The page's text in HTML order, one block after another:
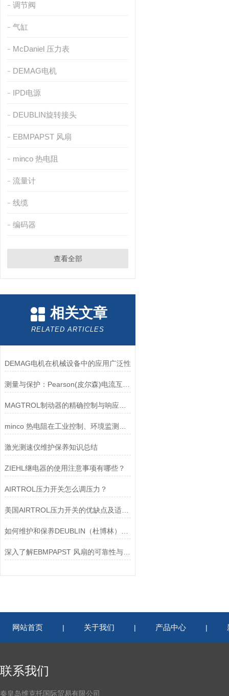
调节阀
气缸
McDaniel 压力表
DEMAG电机
IPD电源
DEUBLIN旋转接头
EBMPAPST 风扇
minco 热电阻
流量计
线缆
编码器
查看全部
相关文章
RELATED ARTICLES
DEMAG电机在机械设备中的应用广泛性
激光测速仪维护保养知识总结
ZIEHL继电器的使用注意事项有哪些？
AIRTROL压力开关怎么调压力？
美国AIRTROL压力开关的优缺点及适用范围讲解
深入了解EBMPAPST 风扇的可靠性与耐用性
网站首页 | 关于我们 | 产品中心 |
联系我们
秦皇岛维克托国际贸易有限公司